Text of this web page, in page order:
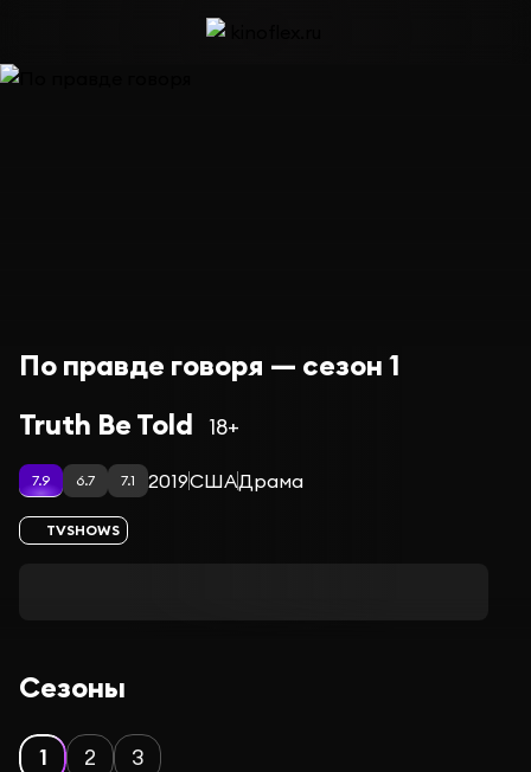
По правде говоря — сезон 1
Truth Be Told
18+
7.9 6.7 7.1 2019СШАДрама
TVSHOWS
Сезоны
1 2 3